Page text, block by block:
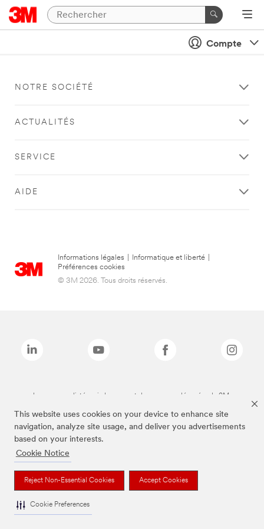
This website uses cookies on your device to enhance site
navigation, analyze site usage, and deliver you advertisements
based on your interests.
Cookie Notice
Reject Non-Essential Cookies Accept Cookies
Cookie Preferences
Compte
NOTRE SOCIÉTÉ
ACTUALITÉS
SERVICE
AIDE
Informations légales Informatique et liberté
Préférences cookies
© 3M 2026. Tous droits réservés.
Les marques listées ci-dessus sont des marques déposées de 3M.